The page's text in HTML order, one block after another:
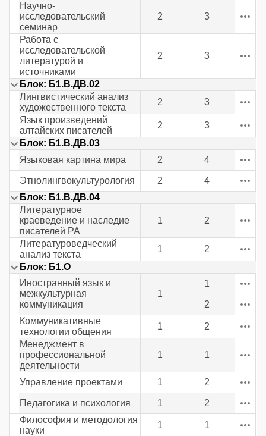
Научно-
исследовательский
семинар
2 3
Работа с
исследовательской
литературой и
источниками
2 3
Блок: Б1.В.ДВ.02
Лингвистический анализ
художественного текста
2
3
Язык произведений
алтайских писателей
2
3
Блок: Б1.В.ДВ.03
Языковая картина мира
2 4
Этнолингвокультурология 2
4
Блок: Б1.В.ДВ.04
Литературное
краеведение и наследие
писателей РА
1 2
Литературоведческий
анализ текста
1
2
Блок: Б1.О
Иностранный язык и
межкультурная
коммуникация
1
1
2
Коммуникативные
технологии общения
1
2
Менеджмент в
профессиональной
деятельности
1 1
Управление проектами 1 2
Педагогика и психология 1
2
Философия и методология
науки
1 1